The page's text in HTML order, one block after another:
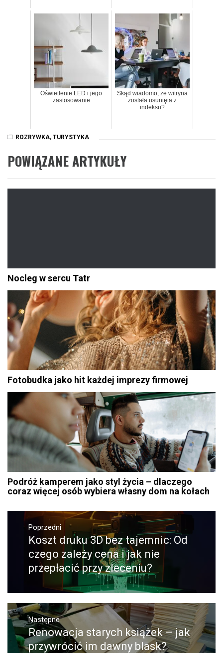
Oświetlenie LED i jego
zastosowanie
Skąd wiadomo, że witryna
została usunięta z
indeksu?
ROZRYWKA, TURYSTYKA
POWIĄZANE ARTYKUŁY
Nocleg w sercu Tatr
Fotobudka jako hit każdej imprezy firmowej
Podróż kamperem jako styl życia – dlaczego
coraz więcej osób wybiera własny dom na kołach
Nawigacja
wpisu
Poprzedni
Poprzedni
wpis:
Koszt druku 3D bez tajemnic: Od
czego zależy cena i jak nie
przepłacić przy zleceniu?
Następne
Następny
post:
Renowacja starych książek – jak
przywrócić im dawny blask?